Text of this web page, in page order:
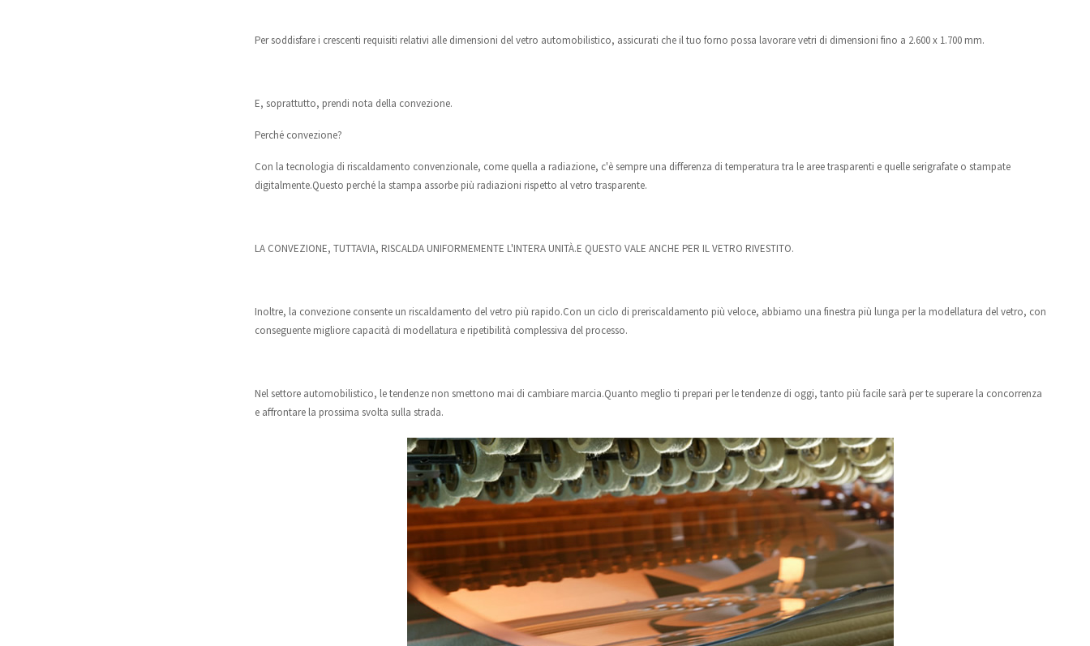
Per soddisfare i crescenti requisiti relativi alle dimensioni del vetro automobilistico, assicurati che il tuo forno possa lavorare vetri di dimensioni fino a 2.600 x 1.700 mm.
E, soprattutto, prendi nota della convezione.
Perché convezione?
Con la tecnologia di riscaldamento convenzionale, come quella a radiazione, c'è sempre una differenza di temperatura tra le aree trasparenti e quelle serigrafate o stampate
digitalmente.Questo perché la stampa assorbe più radiazioni rispetto al vetro trasparente.
LA CONVEZIONE, TUTTAVIA, RISCALDA UNIFORMEMENTE L'INTERA UNITÀ.E QUESTO VALE ANCHE PER IL VETRO RIVESTITO.
Inoltre, la convezione consente un riscaldamento del vetro più rapido.Con un ciclo di preriscaldamento più veloce, abbiamo una finestra più lunga per la modellatura del vetro, con
conseguente migliore capacità di modellatura e ripetibilità complessiva del processo.
Nel settore automobilistico, le tendenze non smettono mai di cambiare marcia.Quanto meglio ti prepari per le tendenze di oggi, tanto più facile sarà per te superare la concorrenza
e affrontare la prossima svolta sulla strada.